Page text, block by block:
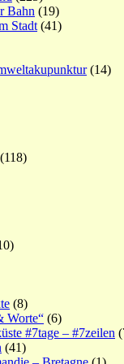
Bahn (19)
Stadt (41)
(14)
(8)
Worte“ (6)
#7tage – #7zeilen
(41)